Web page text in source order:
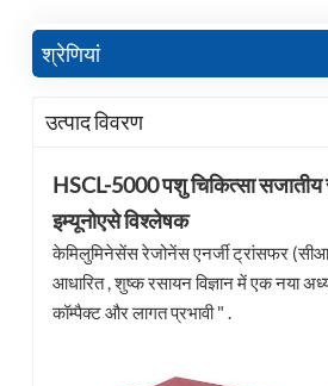
श्रेणियां
उत्पाद विवरण
HSCL-5000 पशु चिकित्सा सजातीय
इम्यूनोएसे विश्लेषक
केमिलुमिनेसेंस रेजोनेंस एनर्जी ट्रांसफर
आधारित , शुष्क रसायन विज्ञान में एक नया
कॉम्पैक्ट और लागत प्रभावी " .